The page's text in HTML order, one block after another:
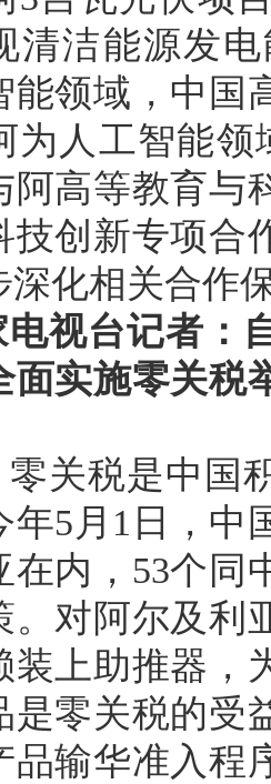
清洁能源发
能领域，中国
为人工智能
阿高等教育与
技创新专项合
深化相关合作
视台记者：
面实施零关税
零关税是中国
年5月1日，中
在内，53个同
。对阿尔及利
装上助推器，
是零关税的受
品输华准入程